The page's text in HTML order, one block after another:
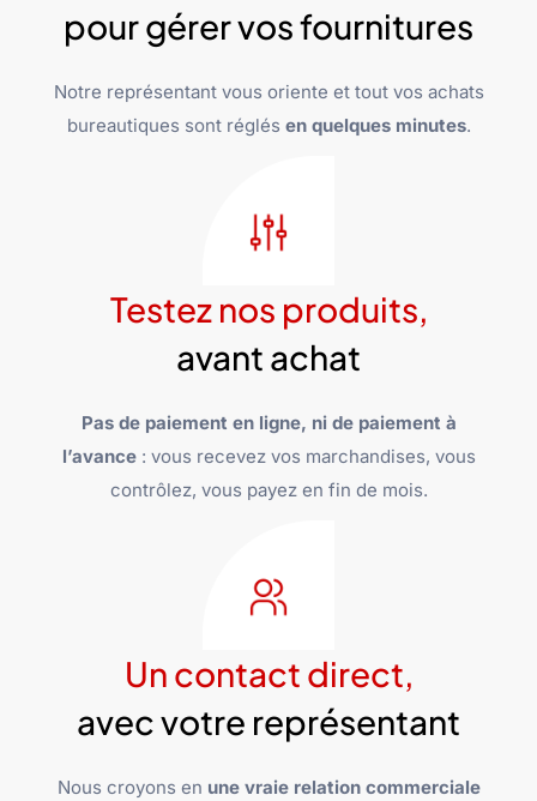
pour gérer vos fournitures
Notre représentant vous oriente et tout vos achats
bureautiques sont réglés en quelques minutes.
Testez nos produits,
avant achat
Pas de paiement en ligne, ni de paiement à
l’avance: vous recevez vos marchandises, vous
contrôlez, vous payez en fin de mois.
Un contact direct,
avec votre représentant
Nous croyons en une vraie relation commerciale